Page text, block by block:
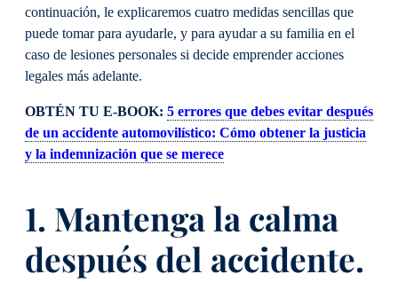
continuación, le explicaremos cuatro medidas sencillas que
puede tomar para ayudarle, y para ayudar a su familia en el
caso de lesiones personales si decide emprender acciones
legales más adelante.
OBTÉN TU E-BOOK: 5 errores que debes evitar después
de un accidente automovilístico: Cómo obtener la justicia
y la indemnización que se merece
1. Mantenga la calma
después del accidente.